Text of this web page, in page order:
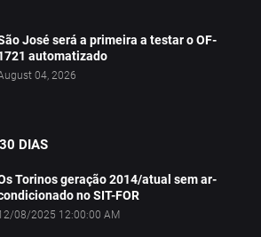
José será a primeira a testar o OF-
automatizado
04, 2026
DIAS
Torinos geração 2014/atual sem ar-
no SIT-FOR
08/2025 12:00:00 AM